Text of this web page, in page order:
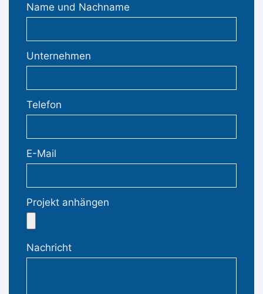
Name und Nachname
Unternehmen
Telefon
E-Mail
Projekt anhängen
Nachricht